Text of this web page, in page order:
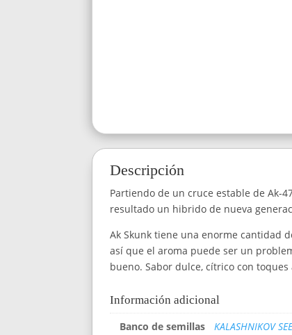
Descripción
Partiendo de un cruce estable de Ak-
resultado un hibrido de nueva
Ak Skunk tiene una enorme cantidad
así que el aroma puede ser un
bueno. Sabor dulce, cítrico con toques
Información adicional
Banco de semillas
KALASHNIKOV